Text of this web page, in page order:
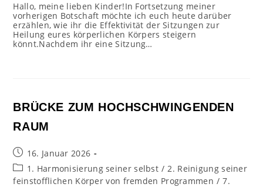
Hallo, meine lieben Kinder!In Fortsetzung meiner
vorherigen Botschaft möchte ich euch heute darüber
erzählen, wie ihr die Effektivität der Sitzungen zur
Heilung eures körperlichen Körpers steigern
könnt.Nachdem ihr eine Sitzung…
BRÜCKE ZUM HOCHSCHWINGENDEN
RAUM
Beitrag
veröffentlicht:
16. Januar 2026
Beitrags-
Kategorie:
1. Harmonisierung seiner selbst / 2. Reinigung seiner
feinstofflichen Körper von fremden Programmen / 7.